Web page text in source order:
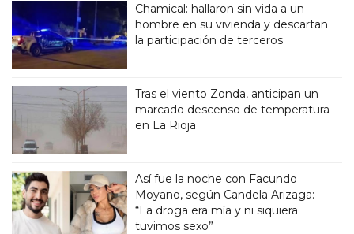
Chamical: hallaron sin vida a un
hombre en su vivienda y descartan
la participación de terceros
Tras el viento Zonda, anticipan un
marcado descenso de temperatura
en La Rioja
Así fue la noche con Facundo
Moyano, según Candela Arizaga:
“La droga era mía y ni siquiera
tuvimos sexo”